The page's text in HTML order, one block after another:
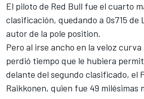
El piloto de Red Bull fue el cuarto
clasificación, quedando a 0s715 de
autor de la pole position.
Pero al irse ancho en la veloz curva
perdió tiempo que le hubiera
delante del segundo clasificado, el
Raikkonen, quien fue 49 milésimas